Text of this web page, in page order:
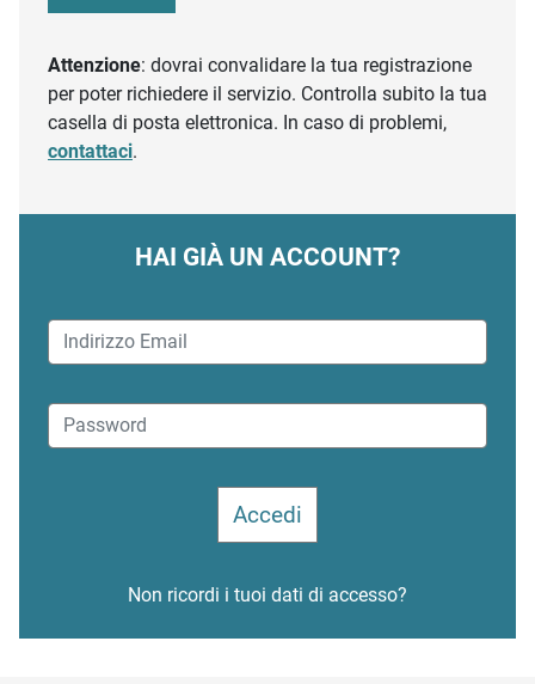
Attenzione: dovrai convalidare la tua registrazione
per poter richiedere il servizio. Controlla subito la tua
casella di posta elettronica. In caso di problemi,
contattaci.
HAI GIÀ UN ACCOUNT?
Non ricordi i tuoi dati di accesso?